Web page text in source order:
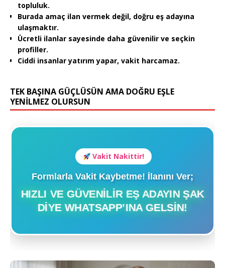
topluluk.
Burada amaç ilan vermek değil, doğru eş adayına
ulaşmaktır.
Ücretli ilanlar sayesinde daha güvenilir ve seçkin
profiller.
Ciddi insanlar yatırım yapar, vakit harcamaz.
TEK BAŞINA GÜÇLÜSÜN AMA DOĞRU EŞLE
YENİLMEZ OLURSUN
Vakit Nakittir!
Formlarla Vakit Kaybetme! İlanını Ver;
HIZLI VE GÜVENILIR EŞ ADAYIN ŞAK
DIYE WHATSAPP’INA GELSIN!